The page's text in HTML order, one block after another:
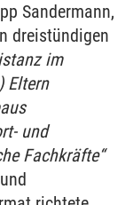
Sandermann,
dreistündigen
im
Eltern
und
Fachkräfte“